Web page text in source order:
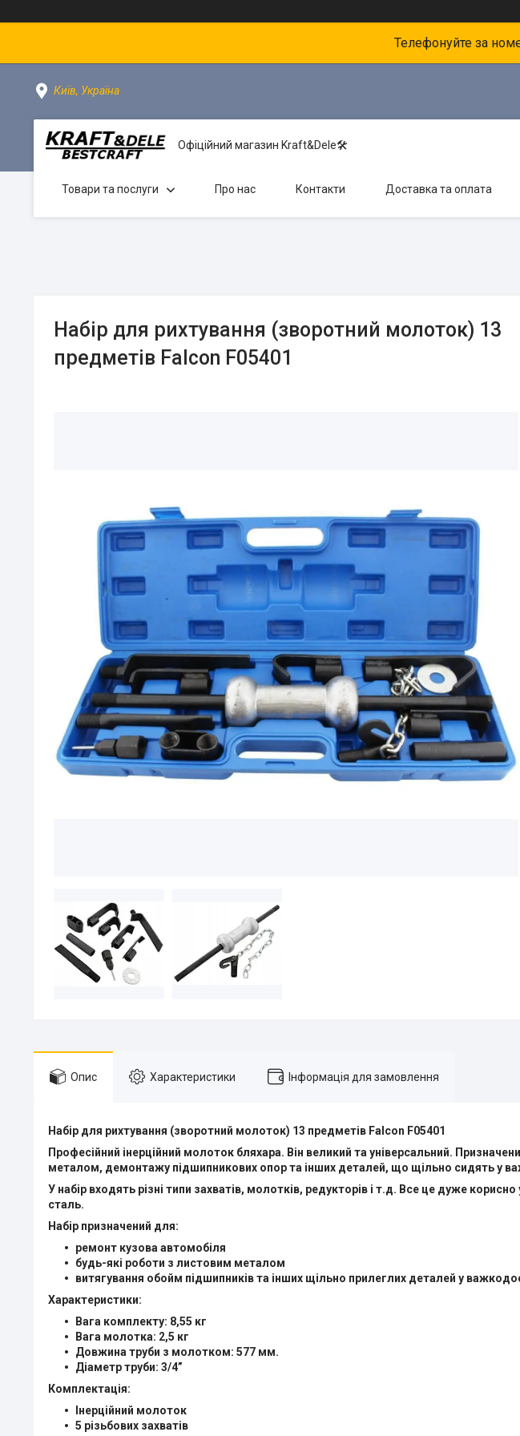
Телефонуйте за
Київ, Україна
Офіційний магазин Kraft&Dele🛠
Товари та послуги Про нас Контакти Доставка та оплата
Набір для рихтування (зворотний молоток) 13
предметів Falcon F05401
Опис Характеристики Інформація для замовлення
Набір для рихтування (зворотний молоток) 13 предметів Falcon F05401
Професійний інерційний молоток бляхара. Він великий та універсальний.
металом, демонтажу підшипникових опор та інших деталей, що щільно сидять у
У набір входять різні типи захватів, молотків, редукторів і т.д. Все це дуже
сталь.
Набір призначений для:
ремонт кузова автомобіля
будь-які роботи з листовим металом
витягування обойм підшипників та інших щільно прилеглих деталей у
Характеристики:
Вага комплекту: 8,55 кг
Вага молотка: 2,5 кг
Довжина труби з молотком: 577 мм.
Діаметр труби: 3/4”
Комплектація:
Інерційний молоток
5 різьбових захватів